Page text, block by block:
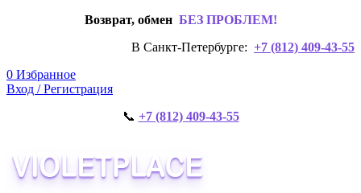
Возврат, обмен БЕЗ ПРОБЛЕМ!
В Санкт-Петербурге: +7 (812) 409-43-55
0 Избранное
Вход / Регистрация
📞 +7 (812) 409-43-55